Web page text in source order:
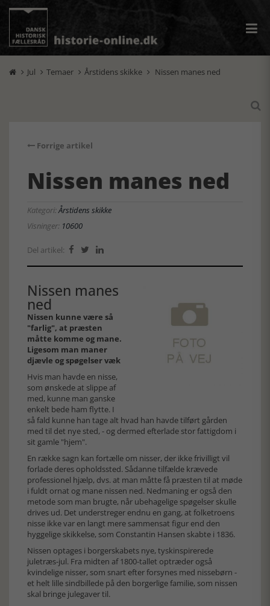
 Jul  Temaer  Årstidens skikke  Nissen manes ned

Forrige artikel
Nissen manes ned
Kategori:Årstidens skikke
Visninger: 10600
Del artikel:   
Nissen manes
ned
Nissen kunne være så
"farlig", at præsten
måtte komme og mane.
Ligesom man maner
djævle og spøgelser væk
Hvis man havde en nisse,
som ønskede at slippe af
med, kunne man ganske
enkelt bede ham flytte. I
så fald kunne han tage alt hvad han havde tilført gården
med til det nye sted, - og dermed efterlade stor fattigdom i
sit gamle "hjem".
En række sagn kan fortælle om nisser, der ikke frivilligt vil
forlade deres opholdssted. Sådanne tilfælde krævede
professionel hjælp, dvs. at man måtte få præsten til at møde
i fuldt ornat og mane nissen ned. Nedmaning er også den
metode som man brugte, når ubehagelige spøgelser skulle
drives ud. Det understreger endnu en gang, at folketroens
nisse ikke var en langt mere sammensat figur end den
hyggelige skikkelse, som Constantin Hansen skabte i 1836.
Nissen optages i borgerskabets nye, tyskinspirerede
juletræs-jul. Fra midten af 1800-tallet optræder også
kvindelige nisser, som snart efter forsynes med nissebørn -
et helt lille sindbillede på den borgerlige familie, som nissen
skal bringe julegaver til.